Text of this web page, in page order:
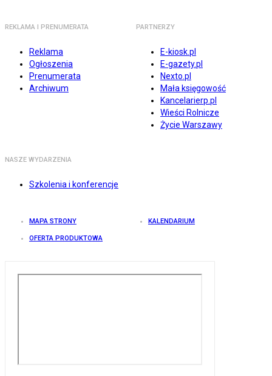
REKLAMA I PRENUMERATA
Reklama
Ogłoszenia
Prenumerata
Archiwum
PARTNERZY
E-kiosk.pl
E-gazety.pl
Nexto.pl
Mała księgowość
Kancelarierp.pl
Wieści Rolnicze
Życie Warszawy
NASZE WYDARZENIA
Szkolenia i konferencje
MAPA STRONY KALENDARIUM
OFERTA PRODUKTOWA